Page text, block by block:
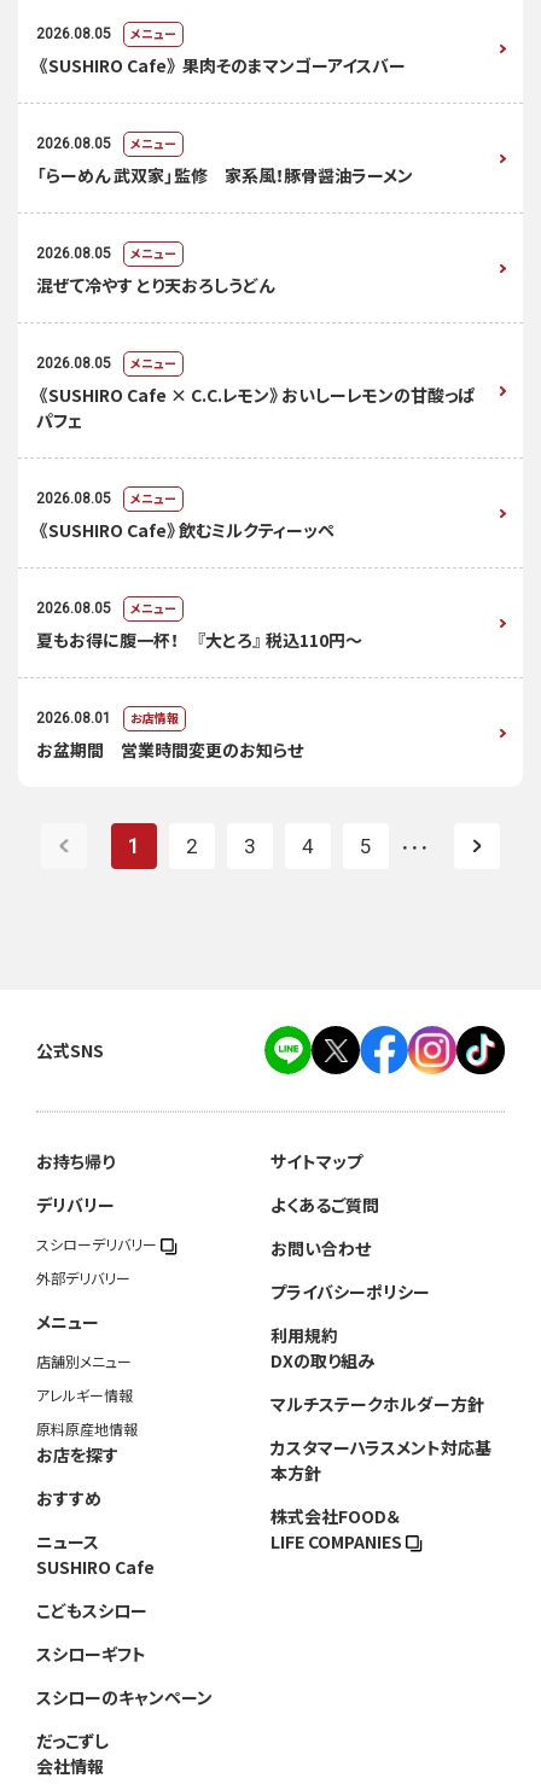
2026.08.05 メニュー
《SUSHIRO Cafe》 果肉そのまマンゴーアイスバー
2026.08.05 メニュー
「らーめん 武双家」監修 家系風！豚骨醤油ラーメン
2026.08.05 メニュー
混ぜて冷やす とり天おろしうどん
2026.08.05 メニュー
《SUSHIRO Cafe × C.C.レモン》おいしーレモンの甘酸っぱ
パフェ
2026.08.05 メニュー
《SUSHIRO Cafe》飲むミルクティーッペ
2026.08.05 メニュー
夏もお得に腹一杯！ 『大とろ』 税込110円～
2026.08.01 お店情報
お盆期間 営業時間変更のお知らせ
1 2 3 4 5 ・・・
公式SNS
お持ち帰り
デリバリー
スシローデリバリー
外部デリバリー
メニュー
店舗別メニュー
アレルギー情報
原料原産地情報
お店を探す
おすすめ
ニュース
SUSHIRO Cafe
こどもスシロー
スシローギフト
スシローのキャンペーン
だっこずし
会社情報
サイトマップ
よくあるご質問
お問い合わせ
プライバシーポリシー
利用規約
DXの取り組み
マルチステークホルダー方針
カスタマーハラスメント対応基
本方針
株式会社FOOD＆
LIFE COMPANIES